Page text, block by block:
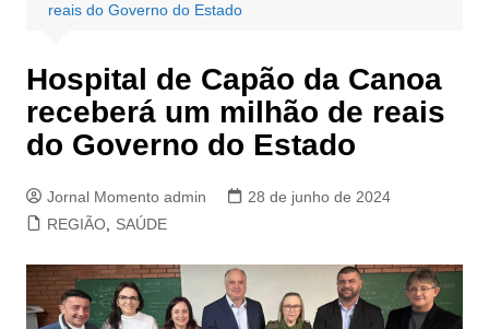
reais do Governo do Estado
Hospital de Capão da Canoa
receberá um milhão de reais
do Governo do Estado
Jornal Momento admin
28 de junho de 2024
REGIÃO, SAÚDE